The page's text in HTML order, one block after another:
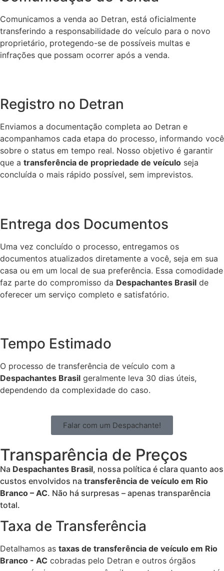
Comunicamos a venda ao Detran, está oficialmente
transferindo a responsabilidade do veículo para o novo
proprietário, protegendo-se de possíveis multas e
infrações que possam ocorrer após a venda.
Registro no Detran
Enviamos a documentação completa ao Detran e
acompanhamos cada etapa do processo, informando você
sobre o status em tempo real. Nosso objetivo é garantir
que a transferência de propriedade de veículo seja
concluída o mais rápido possível, sem imprevistos.
Entrega dos Documentos
Uma vez concluído o processo, entregamos os
documentos atualizados diretamente a você, seja em sua
casa ou em um local de sua preferência. Essa comodidade
faz parte do compromisso da Despachantes Brasil de
oferecer um serviço completo e satisfatório.
Tempo Estimado
O processo de transferência de veículo com a
Despachantes Brasil geralmente leva 30 dias úteis,
dependendo da complexidade do caso.
Falar com um Despachante!
Transparência de Preços
Na Despachantes Brasil, nossa política é clara quanto aos
custos envolvidos na transferência de veículo em Rio
Branco – AC. Não há surpresas – apenas transparência
total.
Taxa de Transferência
Detalhamos as taxas de transferência de veículo em Rio
Branco - AC cobradas pelo Detran e outros órgãos